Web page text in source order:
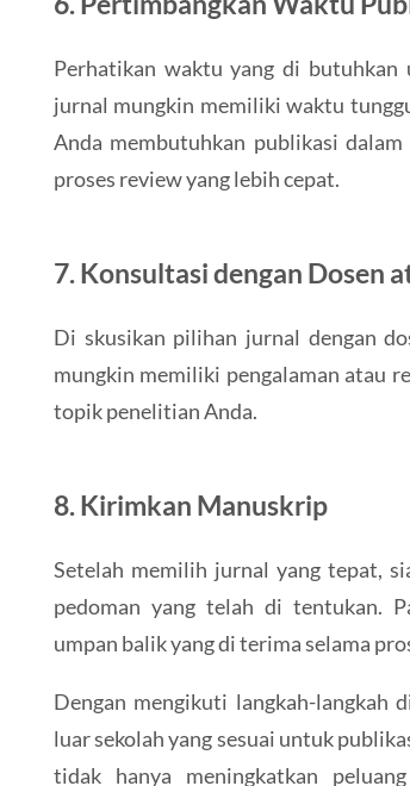
Perhatikan waktu yang di butuhkan
jurnal mungkin memiliki waktu
Anda membutuhkan publikasi
proses review yang lebih cepat.
7. Konsultasi dengan Dosen
Di skusikan pilihan jurnal dengan
mungkin memiliki pengalaman atau
topik penelitian Anda.
8. Kirimkan Manuskrip
Setelah memilih jurnal yang tepat,
pedoman yang telah di tentukan.
umpan balik yang di terima selama
Dengan mengikuti langkah-langkah
luar sekolah yang sesuai untuk
tidak hanya meningkatkan